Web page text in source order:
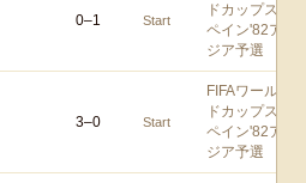
0–1 Start
ドカップス
ペイン'82ア
ジア予選
3–0 Start
FIFAワール
ドカップス
ペイン'82ア
ジア予選